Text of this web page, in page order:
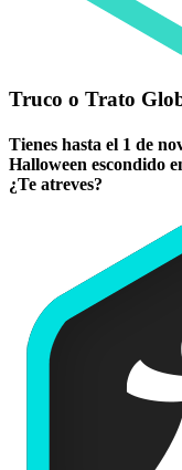
Truco o Trato
Tienes hasta el 1 de
Halloween escondido
¿Te atreves?